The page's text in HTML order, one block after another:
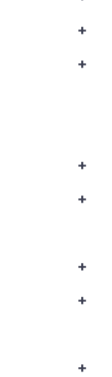
+
+
+
+
+
+
+